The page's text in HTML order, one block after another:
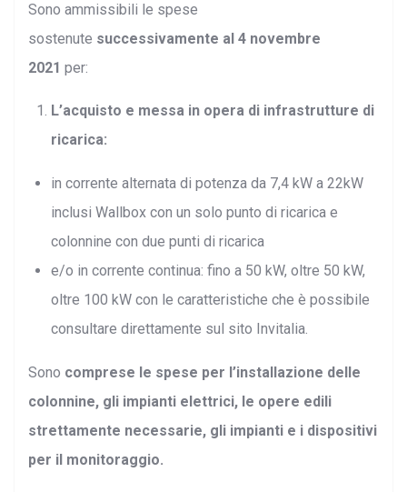
Sono ammissibili le spese
sostenute successivamente al 4 novembre
2021 per:
L’acquisto e messa in opera di infrastrutture di
ricarica:
in corrente alternata di potenza da 7,4 kW a 22kW
inclusi Wallbox con un solo punto di ricarica e
colonnine con due punti di ricarica
e/o in corrente continua: fino a 50 kW, oltre 50 kW,
oltre 100 kW con le caratteristiche che è possibile
consultare direttamente sul sito Invitalia.
Sono comprese le spese per l’installazione delle
colonnine, gli impianti elettrici, le opere edili
strettamente necessarie, gli impianti e i dispositivi
per il monitoraggio.